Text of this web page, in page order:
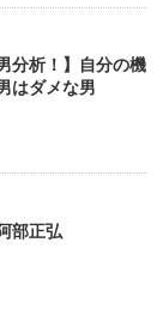
分析！】自分の機
はダメな男
部正弘